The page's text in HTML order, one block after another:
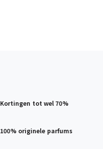
Kortingen tot wel 70%
100% originele parfums